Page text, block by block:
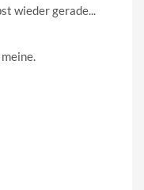
wieder gerade...